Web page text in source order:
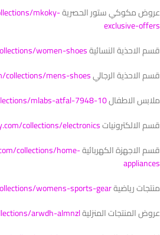
عروض مكوكي ستور الحصريةmkoky-
exclusive-offers
قسم الاحذية النسائيةwomen-shoes
قسم الاحذية الرجاليcollections/mens-shoes
ملابس الاطفالmlabs-atfal-7948-10
قسم الالكترونياتcollections/electronics
قسم الاجهزة الكهربائيةcollections/home-
appliances
منتجات رياضيةwomens-sports-gear
عروض المنتجات المنزليةarwdh-almnzl